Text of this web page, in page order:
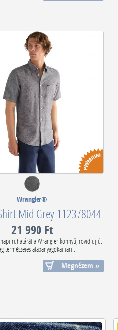
Wrangler®
Mid Grey 112378044
21 990 Ft
ruhatárát a Wrangler könnyű, rövid ujjú.
természetes alapanyagokat tart...
Megnézem »